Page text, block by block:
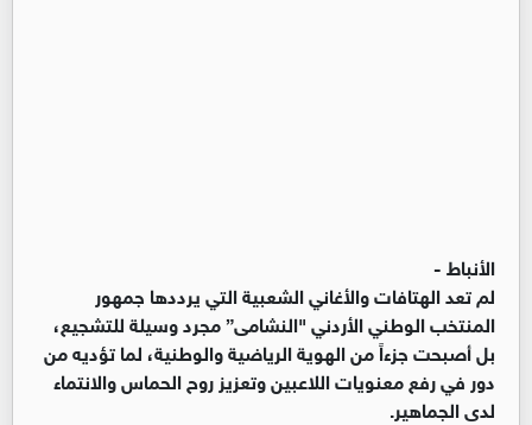
الأنباط -
لم تعد الهتافات والأغاني الشعبية التي يرددها جمهور
المنتخب الوطني الأردني "النشامى” مجرد وسيلة للتشجيع،
بل أصبحت جزءاً من الهوية الرياضية والوطنية، لما تؤديه من
دور في رفع معنويات اللاعبين وتعزيز روح الحماس والانتماء
لدى الجماهير.